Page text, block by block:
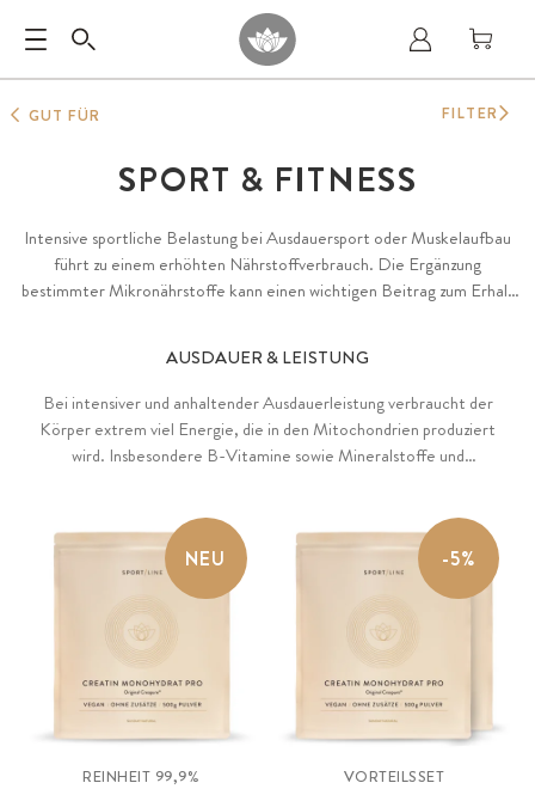
GUT FÜR
SPORT & FITNESS
Intensive sportliche Belastung bei Ausdauersport oder Muskelaufbau
führt zu einem erhöhten Nährstoffverbrauch. Die Ergänzung
bestimmter Mikronährstoffe kann einen wichtigen Beitrag zum Erhalt
(Magnesium) leisten. Proteine können eine Zunahme der Muskelmasse
sowie den Erhalt von Muskulatur und Knochen unterstützen.
AUSDAUER & LEISTUNG
Bei intensiver und anhaltender Ausdauerleistung verbraucht der
Körper extrem viel Energie, die in den Mitochondrien produziert
wird. Insbesondere B-Vitamine sowie Mineralstoffe und
leistungsfähig zu bleiben, indem sie Müdigkeit und Ermüdung
verringern. Creatin steigert die körperliche Leistungsfähigkeit bei
kurzfristigen, hochintensiven und wiederholten Trainingseinheiten.
NEU
REINHEIT 99,9%
-5%
VORTEILSSET
FILTER